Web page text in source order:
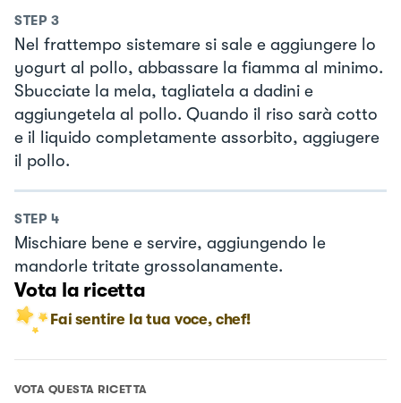
STEP 3
Nel frattempo sistemare si sale e aggiungere lo
yogurt al pollo, abbassare la fiamma al minimo.
Sbucciate la mela, tagliatela a dadini e
aggiungetela al pollo. Quando il riso sarà cotto
e il liquido completamente assorbito, aggiugere
il pollo.
STEP 4
Mischiare bene e servire, aggiungendo le
mandorle tritate grossolanamente.
Vota la ricetta
Fai sentire la tua voce, chef!
VOTA QUESTA RICETTA